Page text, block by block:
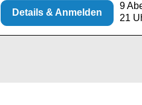
9
21
Details & Anmelden